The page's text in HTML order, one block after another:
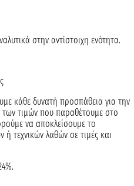
στην αντίστοιχη ενότητα.
κάθε δυνατή προσπάθεια για την
τιμών που παραθέτουμε στο
να αποκλείσουμε το
τεχνικών λαθών σε τιμές και